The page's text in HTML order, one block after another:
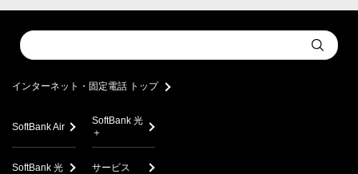
Conduct
a
Submit
インターネット・固定電話 トップ
SoftBank Air
SoftBank 光
＋
SoftBank 光 サービス